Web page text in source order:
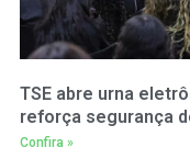
TSE abre urna
reforça segurança
Confira »